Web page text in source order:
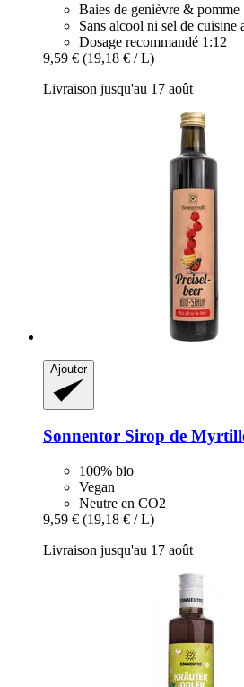
Baies de genièvre & pomme
Sans alcool ni sel de cuisine
Dosage recommandé 1:12
9,59 € (19,18 € / L)
Livraison jusqu'au 17 août
Ajouter
Sonnentor Sirop de
100% bio
Vegan
Neutre en CO2
9,59 € (19,18 € / L)
Livraison jusqu'au 17 août